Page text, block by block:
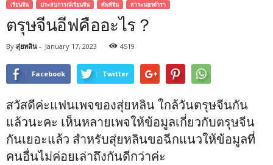
เรียนจีน ประสบการณ์เรียนจีน ศัพท์จีน สาระนอกตำรา
ตรุษจีนอีฟคืออะไร？
By สุ่ยหลิน - January 17, 2023 4519
Facebook Twitter
สวัสดีค่ะแฟนเพจของสุ่ยหลิน ใกล้วันตรุษจีนกัน
แล้วนะคะ เห็นหลายเพจให้ข้อมูลเกี่ยวกับตรุษจีน
กันเยอะแล้ว สำหรับสุ่ยหลินขอฉีกแนวให้ข้อมูลที่
คนอื่นไม่ค่อยเล่าถึงกันดีกว่าค่ะ